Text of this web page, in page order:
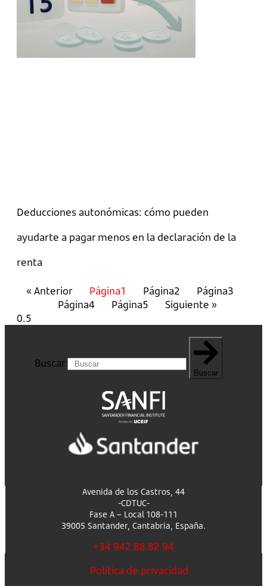
Deducciones autonómicas: cómo pueden
ayudarte a pagar menos en la declaración de la
renta
« Anterior Página1 Página2 Página3
Página4 Página5 Siguiente »
Buscar
Buscar
Avenida de los Castros, 44
-CDTUC-
Fase A – Local 108-111
39005 Santander, Cantabria, España.
+34 942 88 82 94
Política de privacidad